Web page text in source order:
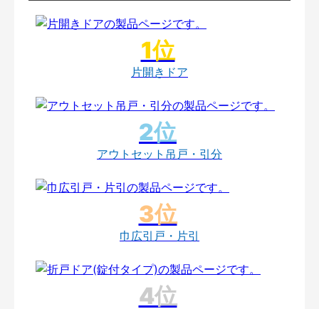
片開きドア
アウトセット吊戸・引分
巾広引戸・片引